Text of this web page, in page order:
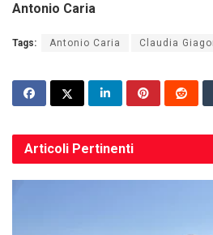
Antonio Caria
Tags: Antonio Caria Claudia
Articoli Pertinenti